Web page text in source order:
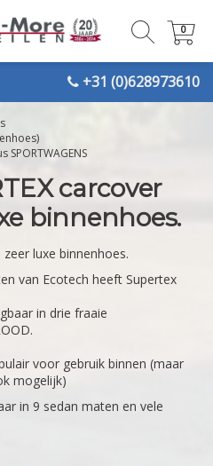
+31 (0)628973610
0
0
carcover
binnenhoes.
zeer luxe binnenhoes.
van Ecotech heeft Supertex
in drie fraaie
voor gebruik binnen (maar
mogelijk)
in 9 sedan maten en vele